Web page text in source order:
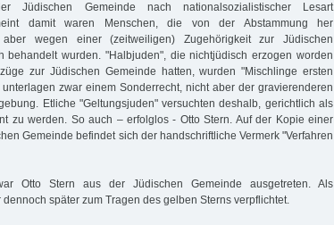
Jüdischen Gemeinde nach nationalsozialistischer Lesart
damit waren Menschen, die von der Abstammung her
wegen einer (zeitweiligen) Zugehörigkeit zur Jüdischen
behandelt wurden. "Halbjuden", die nichtjüdisch erzogen worden
zur Jüdischen Gemeinde hatten, wurden "Mischlinge ersten
zwar einem Sonderrecht, nicht aber der gravierenderen
Etliche "Geltungsjuden" versuchten deshalb, gerichtlich als
zu werden. So auch – erfolglos - Otto Stern. Auf der Kopie einer
Gemeinde befindet sich der handschriftliche Vermerk "Verfahren
Otto Stern aus der Jüdischen Gemeinde ausgetreten. Als
später zum Tragen des gelben Sterns verpflichtet.